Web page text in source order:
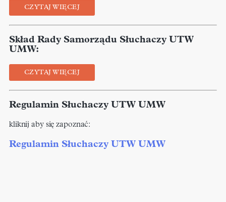
CZYTAJ WIĘCEJ
Skład Rady Samorządu Słuchaczy UTW
UMW:
CZYTAJ WIĘCEJ
Regulamin Słuchaczy UTW UMW
kliknij aby się zapoznać:
Regulamin Słuchaczy UTW UMW